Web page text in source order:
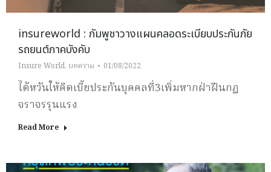
insureworld : กัมพูชาวางแผนคลอดระเบียบประกันภัย
รถยนต์ภาคบังคับ
Insure World, บทความ 01/08/2022
ไต้หวันให้คิดเบี้ยประกันบุคคลที่3เพิ่มหากฝ่าฝืนกฏ
จราจรรุนแรง
Read More